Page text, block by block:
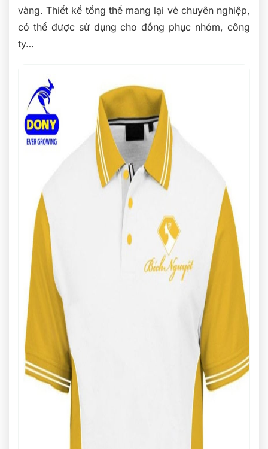
vàng. Thiết kế tổng thể mang lại vẻ chuyên nghiệp,
có thể được sử dụng cho đồng phục nhóm, công
ty…